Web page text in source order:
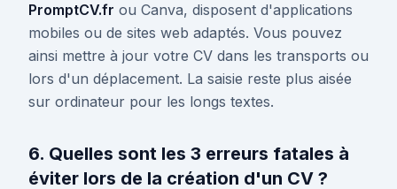
PromptCV.fr ou Canva, disposent d'applications
mobiles ou de sites web adaptés. Vous pouvez
ainsi mettre à jour votre CV dans les transports ou
lors d'un déplacement. La saisie reste plus aisée
sur ordinateur pour les longs textes.
6. Quelles sont les 3 erreurs fatales à
éviter lors de la création d'un CV ?